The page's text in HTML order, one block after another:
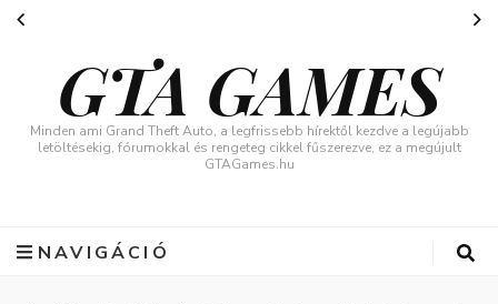
GTA GAMES
Minden ami Grand Theft Auto, a legfrissebb hírektől kezdve a legújabb
letöltésekig, fórumokkal és rengeteg cikkel fűszerezve, ez a megújult
GTAGames.hu
NAVIGÁCIÓ